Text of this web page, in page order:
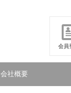
会員
会社概要